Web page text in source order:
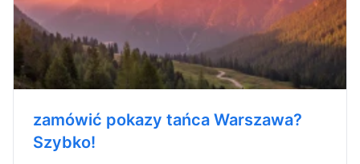
zamówić pokazy tańca Warszawa?
Szybko!